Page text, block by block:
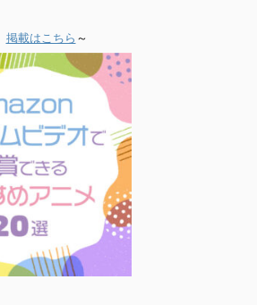
掲載はこちら ～